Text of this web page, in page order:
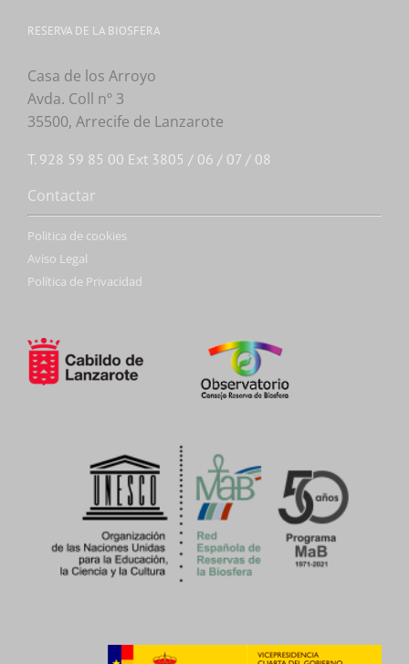
RESERVA DE LA BIOSFERA
Casa de los Arroyo
Avda. Coll nº 3
35500, Arrecife de Lanzarote
T. 928 59 85 00 Ext 3805 / 06 / 07 / 08
Contactar
Politica de cookies
Aviso Legal
Política de Privacidad